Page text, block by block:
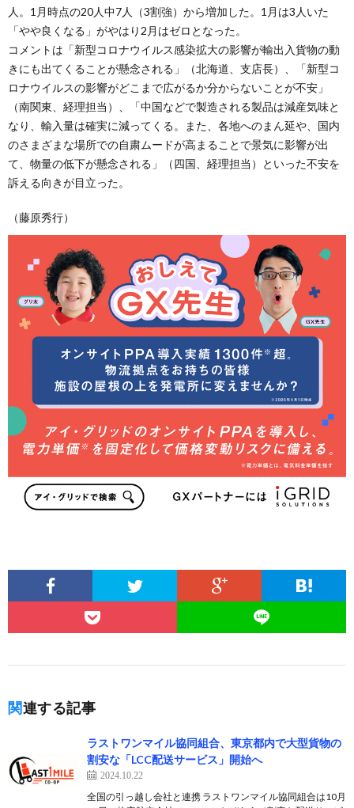
人。1月時点の20人中7人（3割強）から増加した。1月は3人いた
「やや良くなる」がやはり2月はゼロとなった。
コメントは「新型コロナウイルス感染拡大の影響が輸出入貨物の動
きにも出てくることが懸念される」（北海道、支店長）、「新型コ
ロナウイルスの影響がどこまで広がるか分からないことが不安」
（南関東、経理担当）、「中国などで製造される製品は減産気味と
なり、輸入量は確実に減ってくる。また、各地へのまん延や、国内
のさまざまな場所での自粛ムードが高まることで景気に影響が出
て、物量の低下が懸念される」（四国、経理担当）といった不安を
訴える向きが目立った。
（藤原秀行）
関連する記事
ラストワンマイル協同組合、東京都内で大型貨物の
割安な「LCC配送サービス」開始へ
2024.10.22
全国の引っ越し会社と連携 ラストワンマイル協同組合は10月